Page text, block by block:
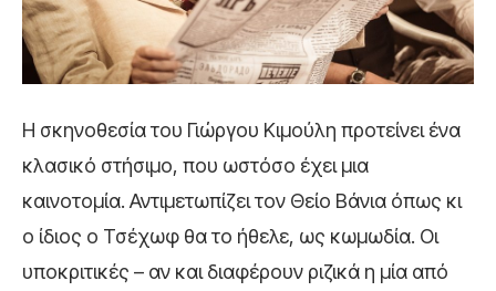
Η σκηνοθεσία του Γιώργου Κιμούλη προτείνει ένα
κλασικό στήσιμο, που ωστόσο έχει μια
καινοτομία. Αντιμετωπίζει τον Θείο Βάνια όπως κι
ο ίδιος ο Τσέχωφ θα το ήθελε, ως κωμωδία. Οι
υποκριτικές – αν και διαφέρουν ριζικά η μία από